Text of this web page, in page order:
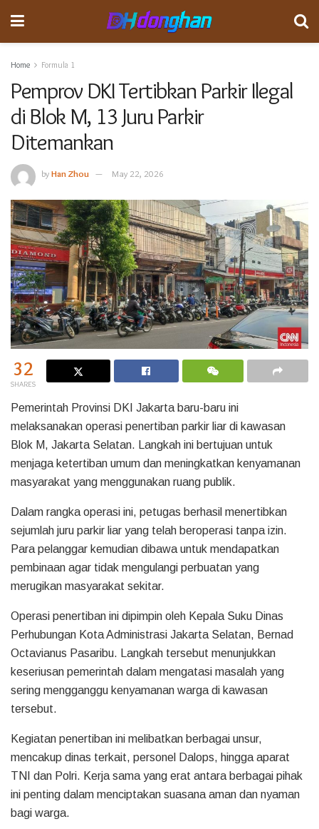
Home Formula 1
Pemprov DKI Tertibkan Parkir Ilegal
di Blok M, 13 Juru Parkir
Ditemankan
byHan Zhou May 22, 2026
32
SHARES
Pemerintah Provinsi DKI Jakarta baru-baru ini
melaksanakan operasi penertiban parkir liar di kawasan
Blok M, Jakarta Selatan. Langkah ini bertujuan untuk
menjaga ketertiban umum dan meningkatkan kenyamanan
masyarakat yang menggunakan ruang publik.
Dalam rangka operasi ini, petugas berhasil menertibkan
sejumlah juru parkir liar yang telah beroperasi tanpa izin.
Para pelanggar kemudian dibawa untuk mendapatkan
pembinaan agar tidak mengulangi perbuatan yang
merugikan masyarakat sekitar.
Operasi penertiban ini dipimpin oleh Kepala Suku Dinas
Perhubungan Kota Administrasi Jakarta Selatan, Bernad
Octavianus Pasaribu. Langkah tersebut menunjukkan
keseriusan pemerintah dalam mengatasi masalah yang
sering mengganggu kenyamanan warga di kawasan
tersebut.
Kegiatan penertiban ini melibatkan berbagai unsur,
mencakup dinas terkait, personel Dalops, hingga aparat
TNI dan Polri. Kerja sama yang erat antara berbagai pihak
ini penting dalam menciptakan suasana aman dan nyaman
bagi warga.